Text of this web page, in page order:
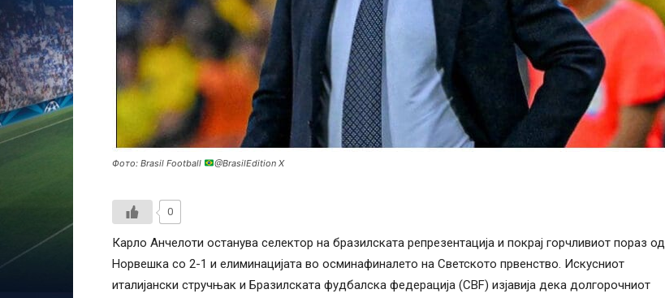
Фото: Brasil Football @BrasilEdition X
0
Карло Анчелоти останува селектор на бразилската репрезентација и покрај горчливиот пораз од
Норвешка со 2-1 и елиминацијата во осминафиналето на Светското првенство. Искусниот
италијански стручњак и Бразилската фудбалска федерација (CBF) изјавија дека долгорочниот